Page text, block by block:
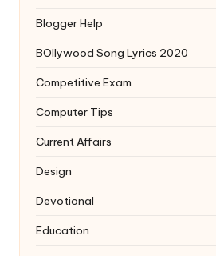
Blogger Help
BOllywood Song Lyrics 2020
Competitive Exam
Computer Tips
Current Affairs
Design
Devotional
Education